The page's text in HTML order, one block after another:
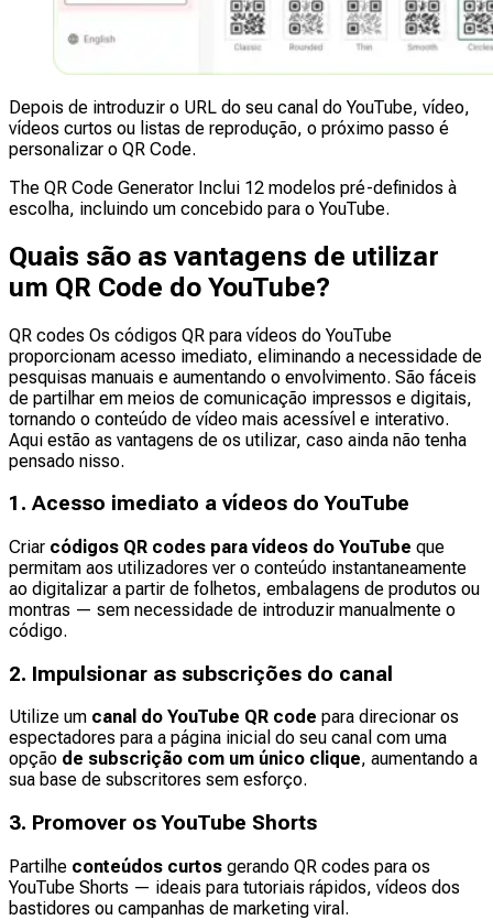
Depois de introduzir o URL do seu canal do YouTube, vídeo,
vídeos curtos ou listas de reprodução, o próximo passo é
personalizar o QR Code.
The QR Code Generator Inclui 12 modelos pré-definidos à
escolha, incluindo um concebido para o YouTube.
Quais são as vantagens de utilizar
um QR Code do YouTube?
QR codes Os códigos QR para vídeos do YouTube
proporcionam acesso imediato, eliminando a necessidade de
pesquisas manuais e aumentando o envolvimento. São fáceis
de partilhar em meios de comunicação impressos e digitais,
tornando o conteúdo de vídeo mais acessível e interativo.
Aqui estão as vantagens de os utilizar, caso ainda não tenha
pensado nisso.
1. Acesso imediato a vídeos do YouTube
Criar códigos QR codes para vídeos do YouTube que
permitam aos utilizadores ver o conteúdo instantaneamente
ao digitalizar a partir de folhetos, embalagens de produtos ou
montras — sem necessidade de introduzir manualmente o
código.
2. Impulsionar as subscrições do canal
Utilize um canal do YouTube QR code para direcionar os
espectadores para a página inicial do seu canal com uma
opção de subscrição com um único clique, aumentando a
sua base de subscritores sem esforço.
3. Promover os YouTube Shorts
Partilhe conteúdos curtos gerando QR codes para os
YouTube Shorts — ideais para tutoriais rápidos, vídeos dos
bastidores ou campanhas de marketing viral.